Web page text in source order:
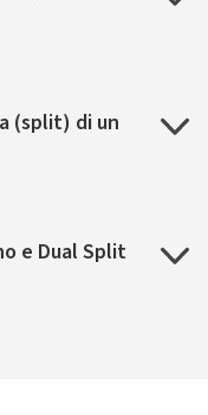
(split) di un
e Dual Split